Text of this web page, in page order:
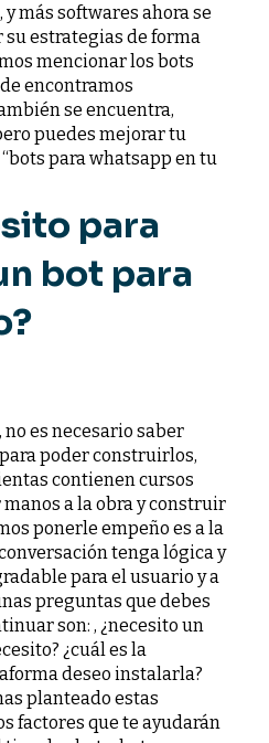
más softwares ahora se
estrategias de forma
mencionar los bots
encontramos
se encuentra,
puedes mejorar tu
para whatsapp en tu
para
bot para
es necesario saber
poder construirlos,
contienen cursos
a la obra y construir
ponerle empeño es a la
tenga lógica y
para el usuario y a
preguntas que debes
son: , ¿necesito un
¿cuál es la
deseo instalarla?
planteado estas
factores que te ayudarán